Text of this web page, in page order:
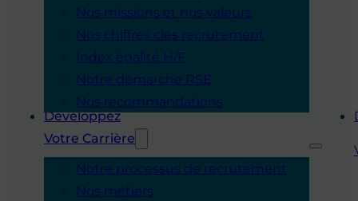
Nos missions et nos valeurs
Nos chiffres clés recrutement
Index égalité H/F
Notre démarche RSE
Nos recommandations
Développez
Votre Carrière
Notre processus de recrutement
Nos métiers